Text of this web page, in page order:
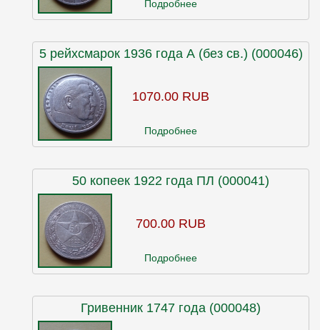
Подробнее
5 рейхсмарок 1936 года А (без св.) (000046)
1070.00 RUB
Подробнее
50 копеек 1922 года ПЛ (000041)
700.00 RUB
Подробнее
Гривенник 1747 года (000048)